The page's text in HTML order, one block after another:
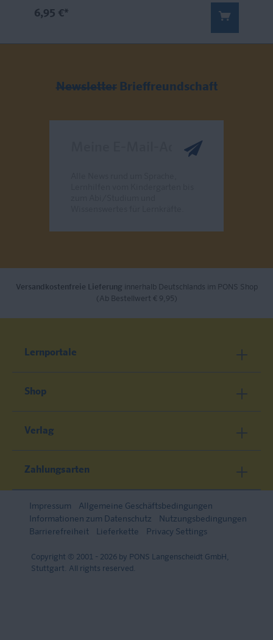
6,95 €*
Newsletter Brieffreundschaft
Versandkostenfreie Lieferung innerhalb Deutschlands im PONS Shop
(Ab Bestellwert € 9,95)
Lernportale
Shop
Verlag
Zahlungsarten
Impressum
Allgemeine Geschäftsbedingungen
Informationen zum Datenschutz
Nutzungsbedingungen
Barrierefreiheit
Lieferkette Privacy Settings
Copyright © 2001 - 2026 by PONS Langenscheidt GmbH,
Stuttgart. All rights reserved.